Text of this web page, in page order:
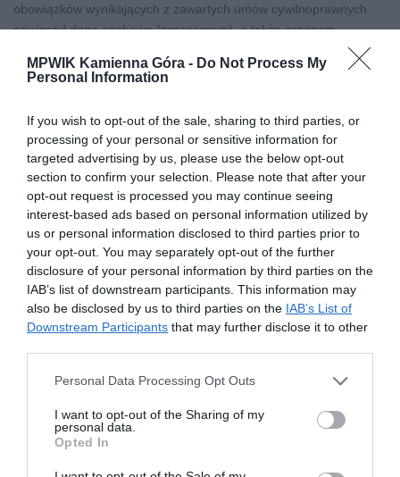
MPWIK Kamienna Góra - Do Not Process My
Personal Information
If you wish to opt-out of the sale, sharing to third parties, or
processing of your personal or sensitive information for
targeted advertising by us, please use the below opt-out
section to confirm your selection. Please note that after your
opt-out request is processed you may continue seeing
interest-based ads based on personal information utilized by
us or personal information disclosed to third parties prior to
your opt-out. You may separately opt-out of the further
disclosure of your personal information by third parties on the
IAB’s list of downstream participants. This information may
also be disclosed by us to third parties on the IAB’s List of
Downstream Participants that may further disclose it to other
Personal Data Processing Opt Outs
I want to opt-out of the Sharing of my
personal data.
Opted In
obowiązków wynikających z zawartych umów cywilnoprawnych
powierzył dane osobowe (procesorom), a także organom
uprawnionym do otrzymywania danych osobowych na podstawie
przepisów prawa.
7) Pani/Pana dane osobowe będą przetwarzane w ramach
dokumentacji prowadzonej przez Administratora w formie
papierowej i elektronicznej na podstawie przepisów prawa do
czasu przedawnienia roszczeń obu stron z tytułu wykonania
umowy oraz jeżeli dotyczy nie krócej niż okres wskazany w
przepisach o archiwizacji, co oznacza że dane osobowe mogą
zostać zniszczone po upływie od 5 do 50 lat, zależnie od kategorii
archiwalnej danej sprawy.
8) W związku z przetwarzaniem przez Administratora, Pani/Pana
danych osobowych, przysługuje Pani/Panu prawo do:
a) dostępu do treści danych, na podstawie art. 15 RODO z
zastrzeżeniem, że udostępniane dane osobowe nie mogą
ujawniać informacji niejawnych, ani naruszać tajemnic prawnie
Administrator,
b) sprostowania danych, na podstawie art. 16 RODO;